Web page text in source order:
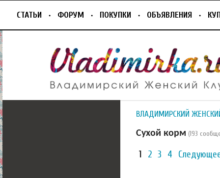
СТАТЬИ ФОРУМ ПОКУПКИ ОБЪЯВЛЕНИЯ
ВЛАДИМИРСКИЙ
Сухой корм (193
1 2 3 4